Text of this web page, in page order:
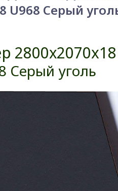
U968 Серый
2800х2070x18
Серый уголь